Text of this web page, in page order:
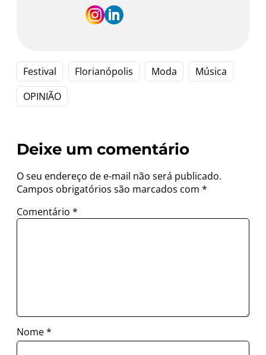
Festival Florianópolis Moda
Música
OPINIÃO
Deixe um comentário
O seu endereço de e-mail não será publicado.
Campos obrigatórios são marcados com *
Comentário *
Nome*